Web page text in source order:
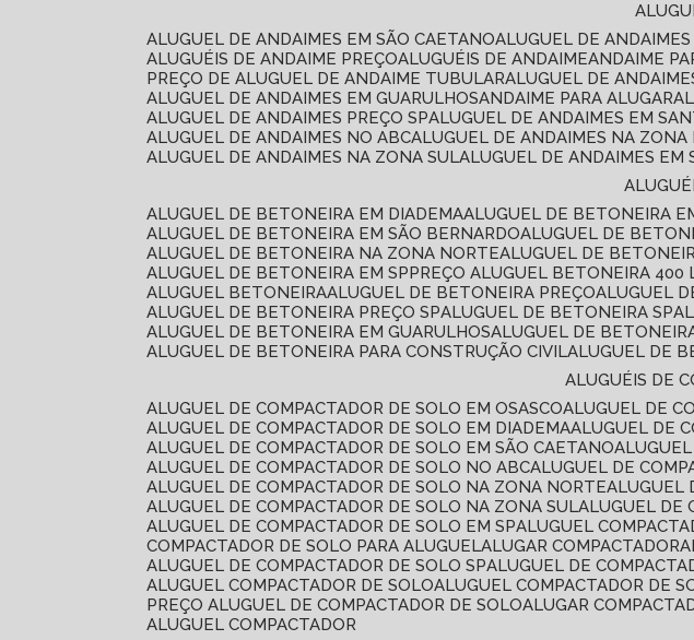
ALUGUEL DE ANDAIMES EM SÃO CAETANO ALUGUEL DE
ALUGUÉIS DE ANDAIME PREÇO ALUGUÉIS DE ANDAIME ANDAIME
PREÇO DE ALUGUEL DE ANDAIME TUBULAR ALUGUEL DE
ALUGUEL DE ANDAIMES EM GUARULHOS ANDAIME PARA ALUGAR
ALUGUEL DE ANDAIMES PREÇO SP ALUGUEL DE ANDAIMES EM
ALUGUEL DE ANDAIMES NO ABC ALUGUEL DE ANDAIMES NA
ALUGUEL DE ANDAIMES NA ZONA SUL ALUGUEL DE ANDAIMES EM
ALUGUEL DE BETONEIRA EM DIADEMA ALUGUEL DE BETONEIRA
ALUGUEL DE BETONEIRA EM SÃO BERNARDO ALUGUEL DE
ALUGUEL DE BETONEIRA NA ZONA NORTE ALUGUEL DE
ALUGUEL DE BETONEIRA EM SP
PREÇO ALUGUEL BETONEIRA 400
ALUGUEL BETONEIRA ALUGUEL DE BETONEIRA PREÇO ALUGUEL
ALUGUEL DE BETONEIRA PREÇO SP ALUGUEL DE BETONEIRA SP
ALUGUEL DE BETONEIRA EM GUARULHOS ALUGUEL DE
ALUGUEL DE BETONEIRA PARA CONSTRUÇÃO CIVIL ALUGUEL DE
ALUGUÉIS DE
ALUGUEL DE COMPACTADOR DE SOLO EM OSASCO ALUGUEL DE
ALUGUEL DE COMPACTADOR DE SOLO EM DIADEMA ALUGUEL DE
ALUGUEL DE COMPACTADOR DE SOLO EM SÃO CAETANO
ALUGUEL DE COMPACTADOR DE SOLO NO ABC ALUGUEL DE
ALUGUEL DE COMPACTADOR DE SOLO NA ZONA NORTE
ALUGUEL DE COMPACTADOR DE SOLO NA ZONA SUL ALUGUEL
ALUGUEL DE COMPACTADOR DE SOLO EM SP ALUGUEL
COMPACTADOR DE SOLO PARA ALUGUEL ALUGAR COMPACTADOR
ALUGUEL DE COMPACTADOR DE SOLO SP ALUGUEL DE
ALUGUEL COMPACTADOR DE SOLO ALUGUEL COMPACTADOR DE
PREÇO ALUGUEL DE COMPACTADOR DE SOLO ALUGAR
ALUGUEL COMPACTADOR